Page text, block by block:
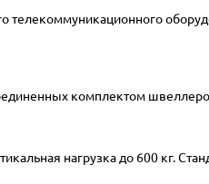
комплектом
нагрузка до 600 кг.